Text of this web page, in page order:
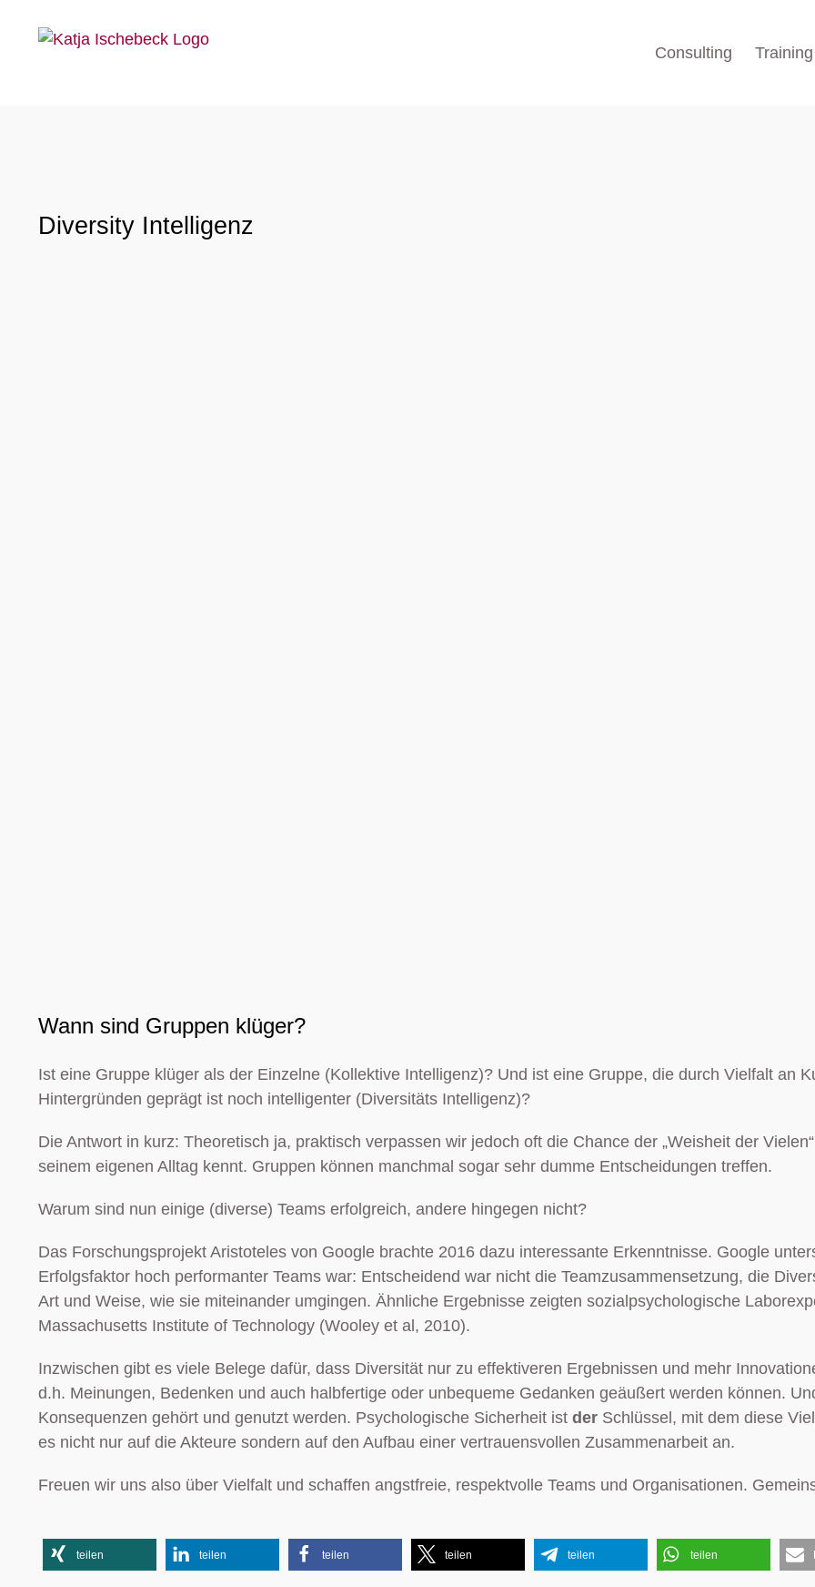
Consulting Training
Diversity Intelligenz
Wann sind Gruppen klüger?
Ist eine Gruppe klüger als der Einzelne (Kollektive Intelligenz)? Und ist eine Gruppe, die durch Vielfalt an
Hintergründen geprägt ist noch intelligenter (Diversitäts Intelligenz)?
Die Antwort in kurz: Theoretisch ja, praktisch verpassen wir jedoch oft die Chance der „Weisheit der
seinem eigenen Alltag kennt. Gruppen können manchmal sogar sehr dumme Entscheidungen treffen.
Warum sind nun einige (diverse) Teams erfolgreich, andere hingegen nicht?
Das Forschungsprojekt Aristoteles von Google brachte 2016 dazu interessante Erkenntnisse. Google
Erfolgsfaktor hoch performanter Teams war: Entscheidend war nicht die Teamzusammensetzung, die
Art und Weise, wie sie miteinander umgingen. Ähnliche Ergebnisse zeigten sozialpsychologische
Massachusetts Institute of Technology (Wooley et al, 2010).
Inzwischen gibt es viele Belege dafür, dass Diversität nur zu effektiveren Ergebnissen und mehr
d.h. Meinungen, Bedenken und auch halbfertige oder unbequeme Gedanken geäußert werden können.
Konsequenzen gehört und genutzt werden. Psychologische Sicherheit ist derSchlüssel, mit dem diese
es nicht nur auf die Akteure sondern auf den Aufbau einer vertrauensvollen Zusammenarbeit an.
Freuen wir uns also über Vielfalt und schaffen angstfreie, respektvolle Teams und Organisationen.
teilen teilen teilen teilen teilen teilen